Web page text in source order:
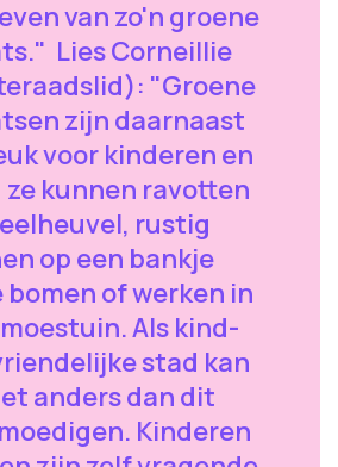
van zo'n groene
Lies Corneillie
"Groene
zijn daarnaast
voor kinderen en
kunnen ravotten
rustig
op een bankje
of werken in
Als kind-
stad kan
anders dan dit
Kinderen